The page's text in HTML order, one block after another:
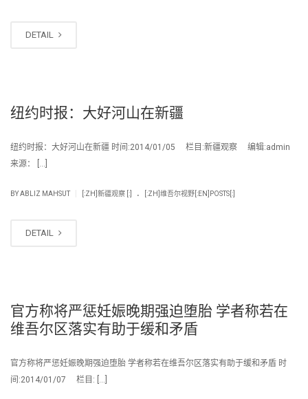
DETAIL
纽约时报：大好河山在新疆
纽约时报：大好河山在新疆 时间:2014/01/05 栏目:新疆观察 编辑:admin
来源： […]
BYABLIZ MAHSUT [:ZH]新疆观察 [:] . [:ZH]维吾尔视野[:EN]POSTS[:]
DETAIL
官方称将严惩妊娠晚期强迫堕胎 学者称若在
维吾尔区落实有助于缓和矛盾
官方称将严惩妊娠晚期强迫堕胎 学者称若在维吾尔区落实有助于缓和矛盾 时
间:2014/01/07 栏目: […]